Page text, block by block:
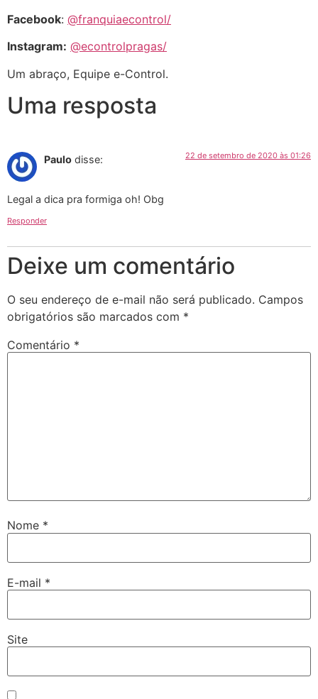
Facebook: @franquiaecontrol/
Instagram: @econtrolpragas/
Um abraço, Equipe e-Control.
Uma resposta
Paulo disse: 22 de setembro de 2020 às 01:26
Legal a dica pra formiga oh! Obg
Responder
Deixe um comentário
O seu endereço de e-mail não será publicado. Campos
obrigatórios são marcados com *
Comentário *
Nome *
E-mail *
Site